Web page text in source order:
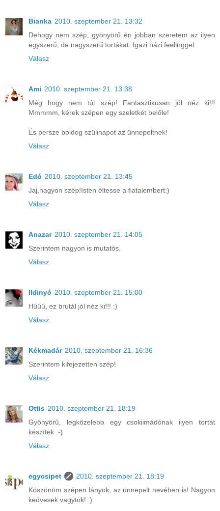
Bianka 2010. szeptember 21. 13:32
Dehogy nem szép, gyönyörű én jobban szeretem az ilyen
egyszerű, de nagyszerű tortákat. Igazi házi feelinggel
Válasz
Ami 2010. szeptember 21. 13:38
Még hogy nem túl szép! Fantasztikusan jól néz ki!!!
Mmmmm, kérek szépen egy szeletkét belőle!
És persze boldog szülinapot az ünnepeltnek!
Válasz
Edó 2010. szeptember 21. 13:45
Jaj,nagyon szép!Isten éltesse a fiatalembert:)
Válasz
Anazar 2010. szeptember 21. 14:05
Szerintem nagyon is mutatós.
Válasz
Ildinyó 2010. szeptember 21. 15:00
Hűűű, ez brutál jól néz ki!!! :)
Válasz
Kékmadár 2010. szeptember 21. 16:36
Szerintem kifejezetten szép!
Válasz
Ottis 2010. szeptember 21. 18:19
Gyönyörű, legközelebb egy csokiimádónak ilyen tortát
készítek .-)
Válasz
egycsipet
2010. szeptember 21. 18:19
Köszönöm szépen lányok, az ünnepelt nevében is! Nagyon
kedvesek vagytok! :)